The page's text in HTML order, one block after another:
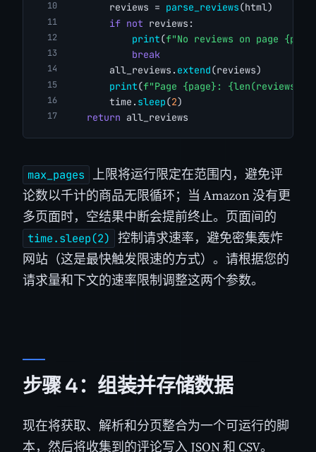
        reviews =
parse_reviews(html)
if not reviews:
print(f"No reviews on page
break
        all_reviews.
extend(reviews)
print(f"Page {page}: {len(reviews)}
        time.
sleep(2)
return all_reviews
max_pages
上限将运行限定在范围内，避免评
论数以千计的商品无限循环；当 Amazon 没有更
多页面时，空结果中断会提前终止。页面间的
time.sleep(2)
控制请求速率，避免密集轰炸
网站（这是最快触发限速的方式）。请根据您的
请求量和下文的速率限制调整这两个参数。
步骤 4：组装并存储数据
现在将获取、解析和分页整合为一个可运行的脚
本，然后将收集到的评论写入 JSON 和 CSV。